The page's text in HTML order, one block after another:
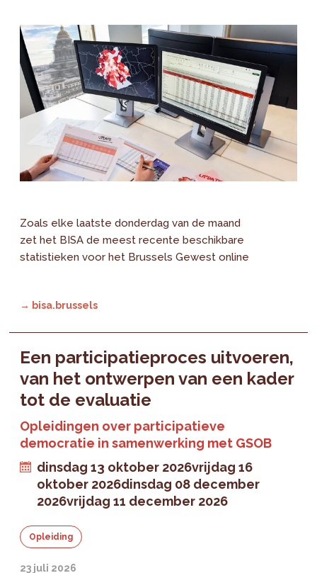
Zoals elke laatste donderdag van de maand
zet het BISA de meest recente beschikbare
statistieken voor het Brussels Gewest online
→ bisa.brussels
Een participatieproces uitvoeren,
van het ontwerpen van een kader
tot de evaluatie
Opleidingen over participatieve
democratie in samenwerking met GSOB
dinsdag 13 oktober 2026vrijdag 16
oktober 2026dinsdag 08 december
2026vrijdag 11 december 2026
Opleiding
23 juli 2026